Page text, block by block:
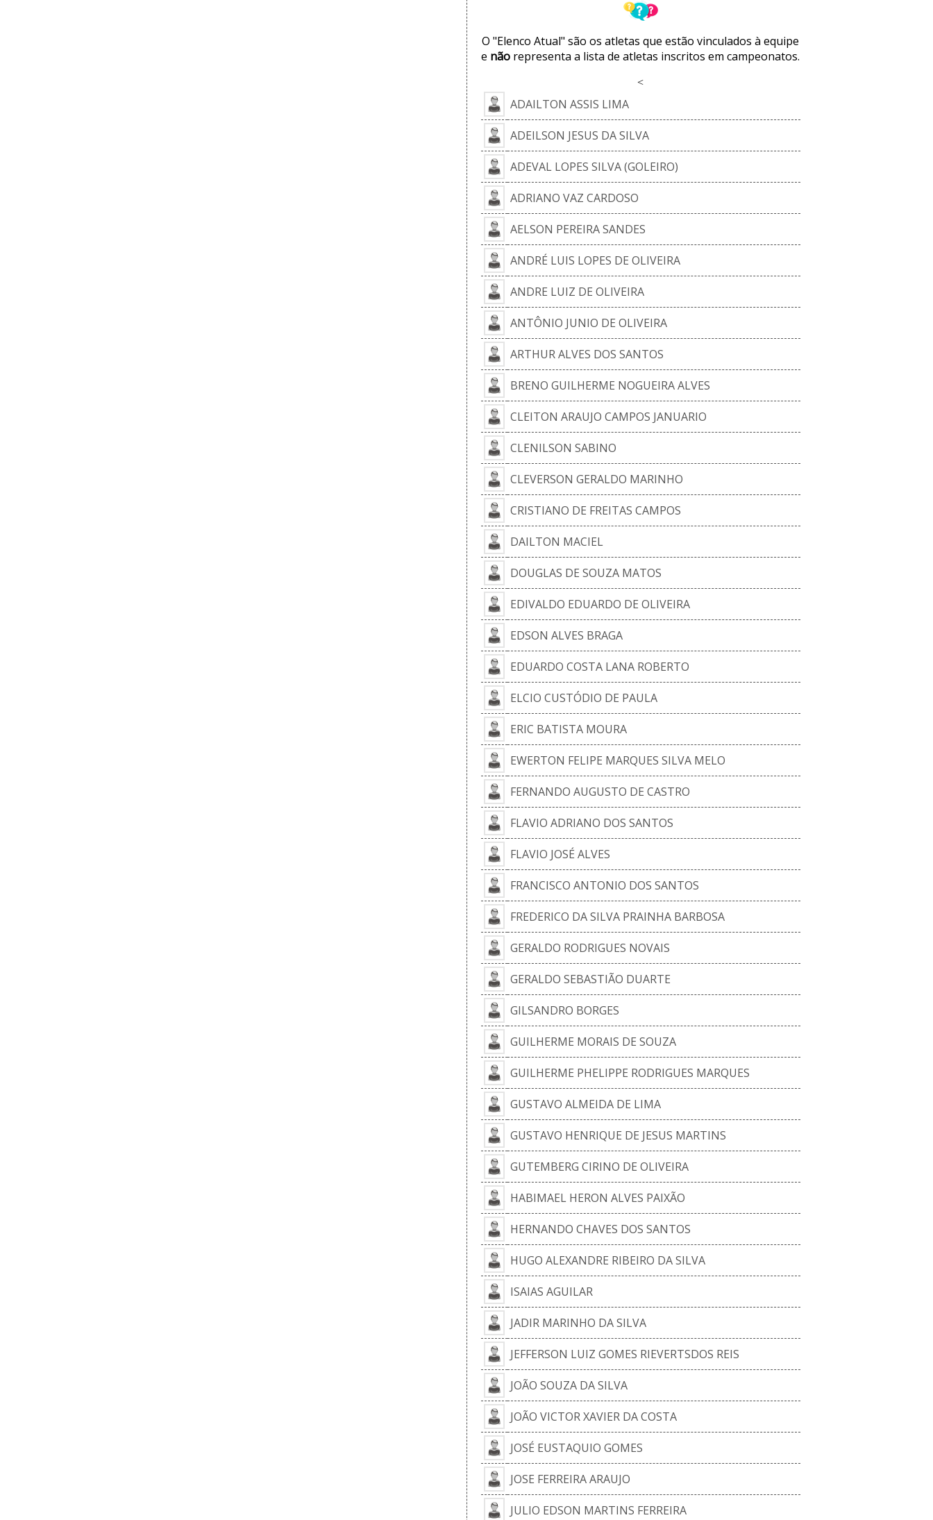
O "Elenco Atual" são os atletas que estão vinculados à equipe
e não representa a lista de atletas inscritos em campeonatos.
<
ADAILTON ASSIS LIMA
ADEILSON JESUS DA SILVA
ADEVAL LOPES SILVA (GOLEIRO)
ADRIANO VAZ CARDOSO
AELSON PEREIRA SANDES
ANDRÉ LUIS LOPES DE OLIVEIRA
ANDRE LUIZ DE OLIVEIRA
ANTÔNIO JUNIO DE OLIVEIRA
ARTHUR ALVES DOS SANTOS
BRENO GUILHERME NOGUEIRA ALVES
CLEITON ARAUJO CAMPOS JANUARIO
CLENILSON SABINO
CLEVERSON GERALDO MARINHO
CRISTIANO DE FREITAS CAMPOS
DAILTON MACIEL
DOUGLAS DE SOUZA MATOS
EDIVALDO EDUARDO DE OLIVEIRA
EDSON ALVES BRAGA
EDUARDO COSTA LANA ROBERTO
ELCIO CUSTÓDIO DE PAULA
ERIC BATISTA MOURA
EWERTON FELIPE MARQUES SILVA MELO
FERNANDO AUGUSTO DE CASTRO
FLAVIO ADRIANO DOS SANTOS
FLAVIO JOSÉ ALVES
FRANCISCO ANTONIO DOS SANTOS
FREDERICO DA SILVA PRAINHA BARBOSA
GERALDO RODRIGUES NOVAIS
GERALDO SEBASTIÃO DUARTE
GILSANDRO BORGES
GUILHERME MORAIS DE SOUZA
GUILHERME PHELIPPE RODRIGUES MARQUES
GUSTAVO ALMEIDA DE LIMA
GUSTAVO HENRIQUE DE JESUS MARTINS
GUTEMBERG CIRINO DE OLIVEIRA
HABIMAEL HERON ALVES PAIXÃO
HERNANDO CHAVES DOS SANTOS
HUGO ALEXANDRE RIBEIRO DA SILVA
ISAIAS AGUILAR
JADIR MARINHO DA SILVA
JEFFERSON LUIZ GOMES RIEVERTSDOS REIS
JOÃO SOUZA DA SILVA
JOÃO VICTOR XAVIER DA COSTA
JOSÉ EUSTAQUIO GOMES
JOSE FERREIRA ARAUJO
JULIO EDSON MARTINS FERREIRA